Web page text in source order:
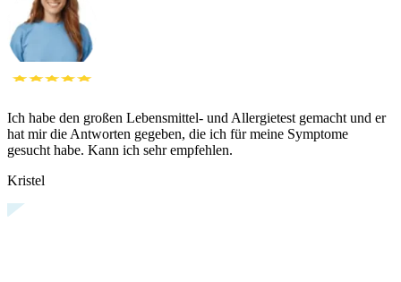
Ich habe den großen Lebensmittel- und Allergietest gemacht und er
hat mir die Antworten gegeben, die ich für meine Symptome
gesucht habe. Kann ich sehr empfehlen.
Kristel